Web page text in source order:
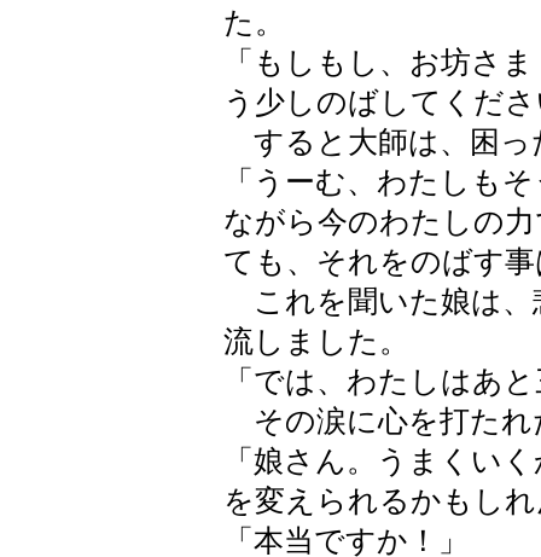
た。
「もしもし、お坊さ
う少しのばしてくだ
すると大師は、困っ
「うーむ、わたしも
ながら今のわたしの
ても、それをのばす
これを聞いた娘は、
流しました。
「では、わたしはあ
その涙に心を打たれ
「娘さん。うまくい
を変えられるかもし
「本当ですか！」